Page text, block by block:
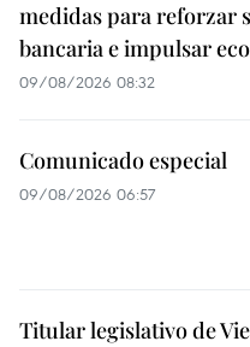
medidas para reforzar
bancaria e impulsar
09/08/2026 08:32
Comunicado especial
09/08/2026 06:57
Titular legislativo de